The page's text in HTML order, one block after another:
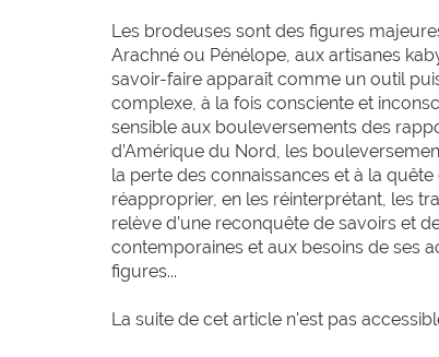
Les brodeuses sont des figures
Arachné ou Pénélope, aux artisanes
savoir-faire apparaît comme un outil
complexe, à la fois consciente et
sensible aux bouleversements des
d’Amérique du Nord, les
la perte des connaissances et à la
réapproprier, en les réinterprétant, les
relève d’une reconquête de savoirs et
contemporaines et aux besoins de ses
figures...
La suite de cet article n'est pas